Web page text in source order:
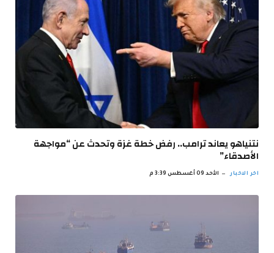
نتنياهو يعاند ترامب.. رفض خطة غزة وتحدث عن “مواجهة
الأصدقاء”
اخر الاخبار الأحد 09 أغسطس 3:39 م